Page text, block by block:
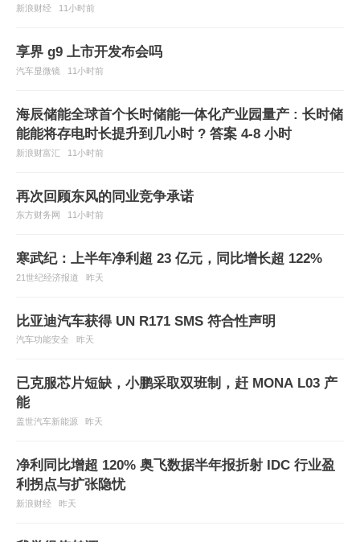
等
新浪财经 11小时前
享界 g9 上市开发布会吗
汽车显微镜 11小时前
海辰储能全球首个长时储能一体化产业园量产 : 长时储
能能将存电时长提升到几小时 ? 答案 4-8 小时
新浪财富汇 11小时前
再次回顾东风的同业竞争承诺
东方财务网 11小时前
寒武纪：上半年净利超 23 亿元，同比增长超 122%
21世纪经济报道 昨天
比亚迪汽车获得 UN R171 SMS 符合性声明
汽车功能安全 昨天
已克服芯片短缺，小鹏采取双班制，赶 MONA L03 产
能
盖世汽车新能源 昨天
净利同比增超 120% 奥飞数据半年报折射 IDC 行业盈
利拐点与扩张隐忧
新浪财经 昨天